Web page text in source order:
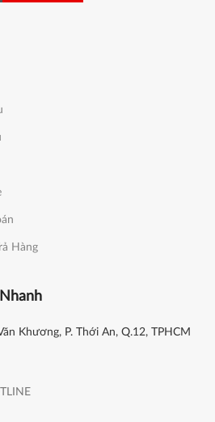
Hàng
Khương, P. Thới An, Q.12, TPHCM